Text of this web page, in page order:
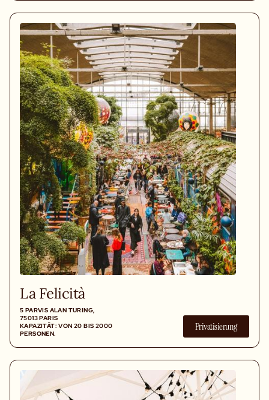
La Felicità
5 PARVIS ALAN TURING,
75013 PARIS
KAPAZITÄT: VON 20 BIS 2000
PERSONEN.
Privatisierung